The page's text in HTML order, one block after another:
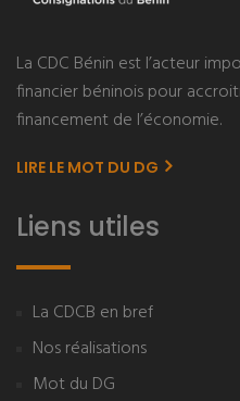
La CDC Bénin est l’acteur
financier béninois pour
financement de l’économie.
LIRE LE MOT DU DG
Liens utiles
La CDCB en bref
Nos réalisations
Mot du DG